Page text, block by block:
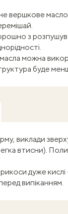
вершкове
з
масла можна
буде
виклади
втисни).
дуже
випіканням.